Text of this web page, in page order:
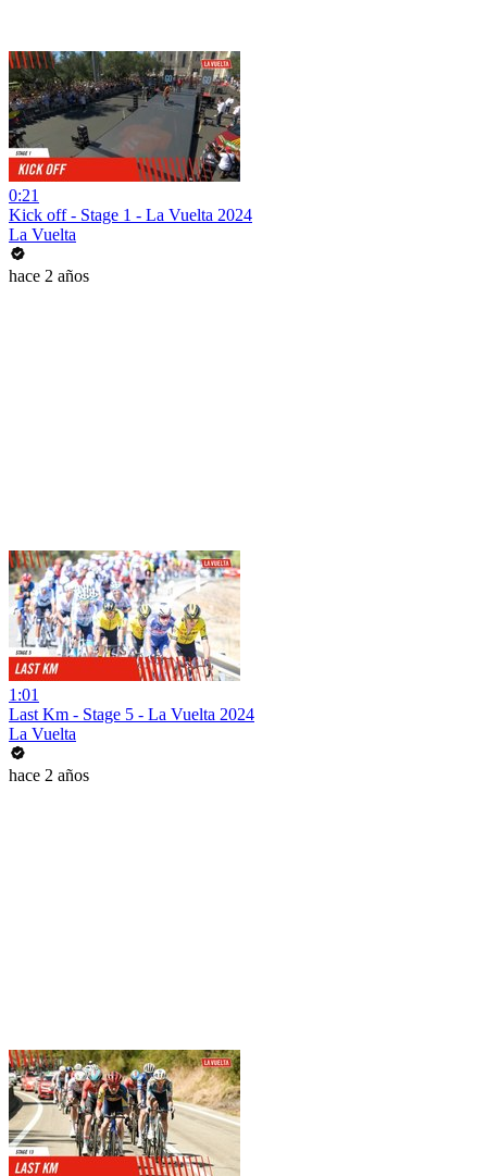
0:21
Kick off - Stage 1 - La Vuelta 2024
La Vuelta
hace 2 años
1:01
Last Km - Stage 5 - La Vuelta 2024
La Vuelta
hace 2 años